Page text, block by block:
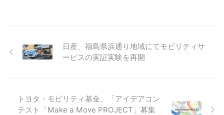
日産、福島県浜通り地域にてモビリティサ
ービスの実証実験を再開
トヨタ・モビリティ基金、「アイデアコン
テスト「Make a Move PROJECT」募集